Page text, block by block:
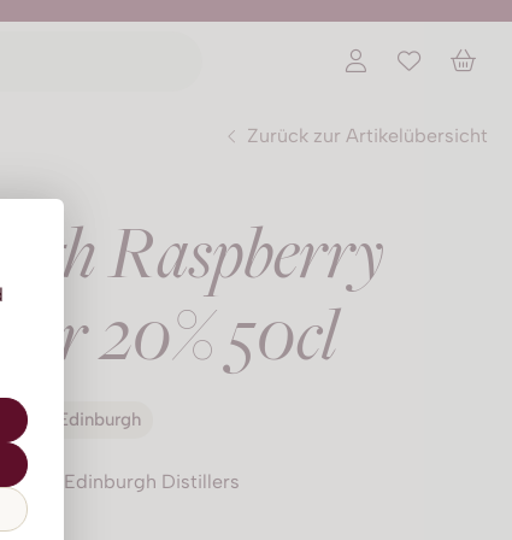
Zurück zur Artikelübersicht
Raspberry
20% 50cl
Edinburgh
Edinburgh Distillers